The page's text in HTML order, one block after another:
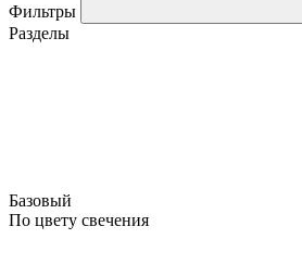
Фильтры
Разделы
Базовый
По цвету свечения